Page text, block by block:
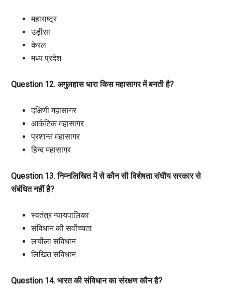
महाराष्ट्र
उड़ीसा
केरल
मध्य प्रदेश
Question 12. अगुलहास धारा किस महासागर में बनती है?
दक्षिणी महासागर
आर्कटिक महासागर
प्रशान्त महासागर
हिन्द महासागर
Question 13. निम्नलिखित में से कौन सी विशेषता संघीय सरकार से
संबंधित नहीं है?
स्वतंत्र न्यायपालिका
संविधान की सर्वोच्चता
लचीला संविधान
लिखित संविधान
Question 14. भारत की संविधान का संरक्षण कौन है?